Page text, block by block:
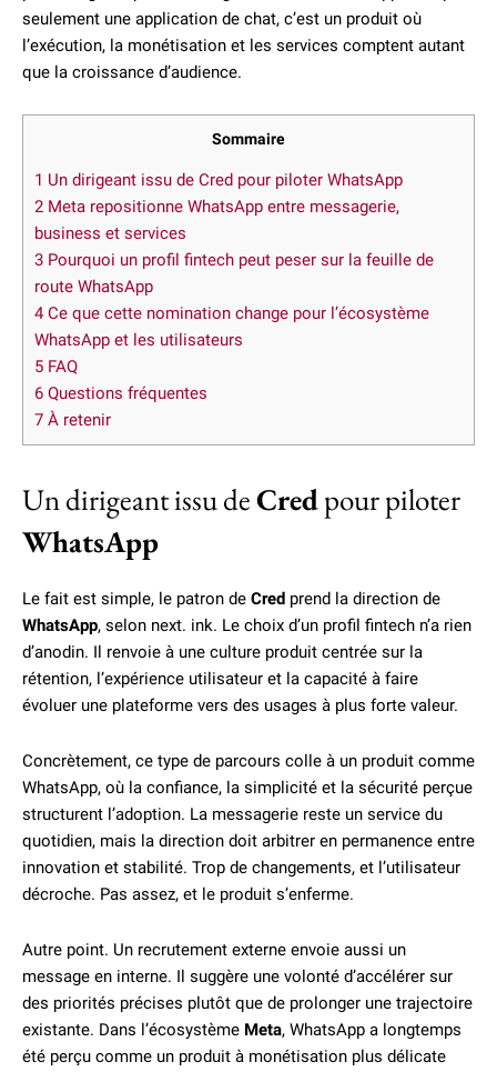
seulement une application de chat, c’est un produit où
l’exécution, la monétisation et les services comptent autant
que la croissance d’audience.
Sommaire
1 Un dirigeant issu de Cred pour piloter WhatsApp
2 Meta repositionne WhatsApp entre messagerie,
business et services
3 Pourquoi un profil fintech peut peser sur la feuille de
route WhatsApp
4 Ce que cette nomination change pour l’écosystème
WhatsApp et les utilisateurs
5 FAQ
6 Questions fréquentes
7 À retenir
Un dirigeant issu deCredpour piloter
WhatsApp
Le fait est simple, le patron de Cred prend la direction de
WhatsApp, selon next. ink. Le choix d’un profil fintech n’a rien
d’anodin. Il renvoie à une culture produit centrée sur la
rétention, l’expérience utilisateur et la capacité à faire
évoluer une plateforme vers des usages à plus forte valeur.
Concrètement, ce type de parcours colle à un produit comme
WhatsApp, où la confiance, la simplicité et la sécurité perçue
structurent l’adoption. La messagerie reste un service du
quotidien, mais la direction doit arbitrer en permanence entre
innovation et stabilité. Trop de changements, et l’utilisateur
décroche. Pas assez, et le produit s’enferme.
Autre point. Un recrutement externe envoie aussi un
message en interne. Il suggère une volonté d’accélérer sur
des priorités précises plutôt que de prolonger une trajectoire
existante. Dans l’écosystème Meta, WhatsApp a longtemps
été perçu comme un produit à monétisation plus délicate